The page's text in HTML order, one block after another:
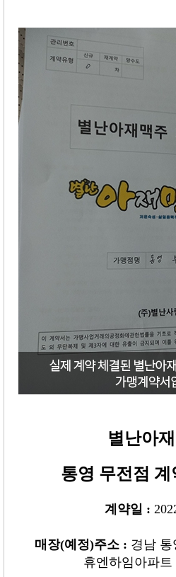
별난아
통영 무전점 계
계약일 :
매장(예정)주소 : 경남 통
휴엔하임아파트